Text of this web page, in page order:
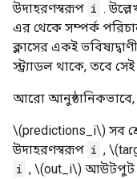
উদাহরণস্বরূপ i .
এর থেকে সম্পর্ক
ক্লাসের একই
স্ট্র্যাডল থাকে, তবে
আরো আনুষ্ঠানিকভাবে,
\(predictions_i\) সব
উদাহরণস্বরূপ i ,
i , \(out_i\) আউটপুট